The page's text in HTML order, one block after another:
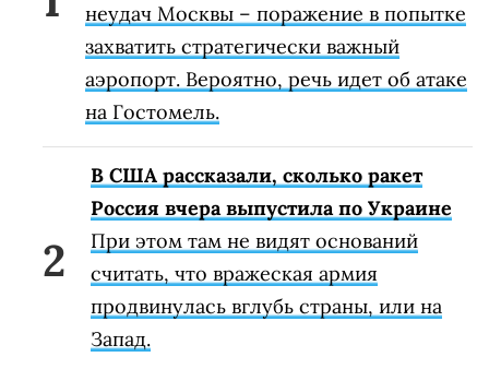
неудач Москвы – поражение в попытке
захватить стратегически важный
аэропорт. Вероятно, речь идет об атаке
на Гостомель.
В США рассказали, сколько ракет
Россия вчера выпустила по Украине
При этом там не видят оснований
считать, что вражеская армия
продвинулась вглубь страны, или на
Запад.